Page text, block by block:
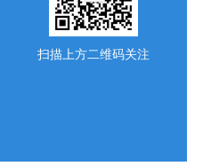
扫描上方二维码关注